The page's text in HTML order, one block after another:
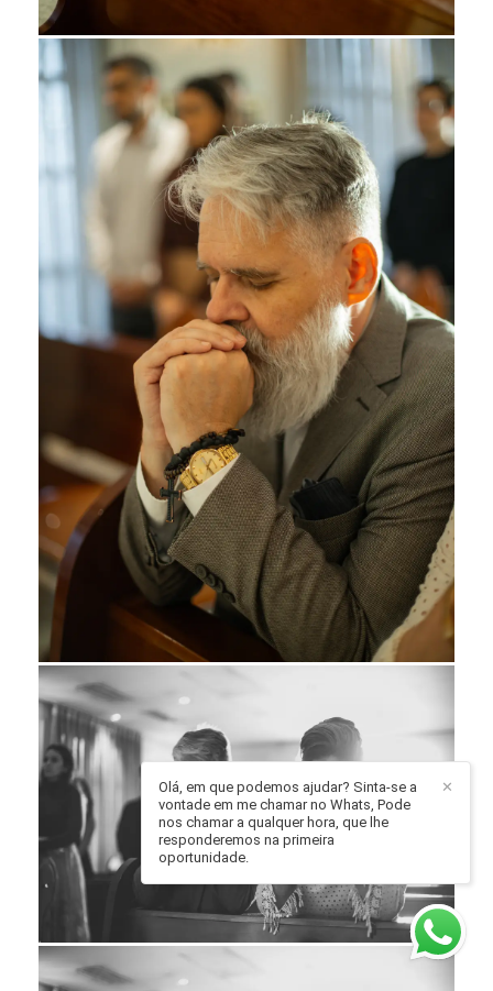
✕
Olá, em que podemos ajudar? Sinta-se a
vontade em me chamar no Whats, Pode
nos chamar a qualquer hora, que lhe
responderemos na primeira
oportunidade.